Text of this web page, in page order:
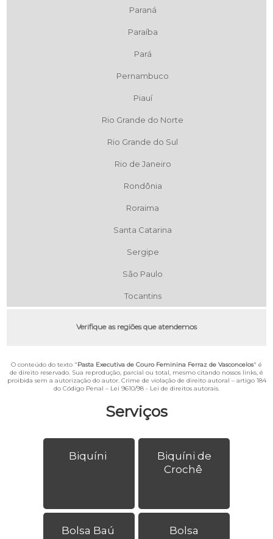
Serviços
Biquíni
Biquíni de
Crochê
Bolsa Baú
Bolsa
Paraná
Paraíba
Pará
Pernambuco
Piauí
Rio Grande do Norte
Rio Grande do Sul
Rio de Janeiro
Rondônia
Roraima
Santa Catarina
Sergipe
São Paulo
Tocantins
Verifique as regiões que atendemos
O conteúdo do texto "Pasta Executiva de Couro Feminina Ferraz de Vasconcelos" é
de direito reservado. Sua reprodução, parcial ou total, mesmo citando nossos links, é
proibida sem a autorização do autor. Crime de violação de direito autoral – artigo 184
do Código Penal – Lei 9610/98 - Lei de direitos autorais.